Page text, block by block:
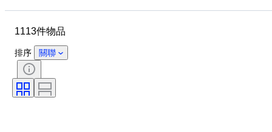
狀態
標題
顏色
出售者：
物品尺碼
1113件物品
排序 關聯